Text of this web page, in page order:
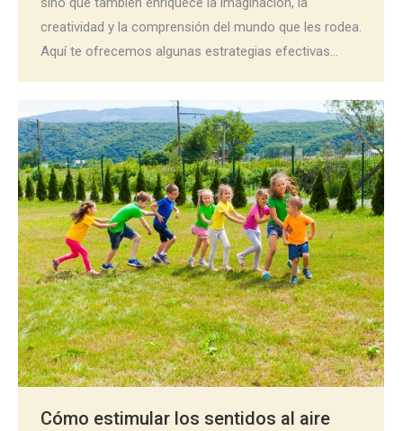
creatividad y la comprensión del mundo que les rodea.
Aquí te ofrecemos algunas estrategias efectivas…
Cómo estimular los sentidos al aire